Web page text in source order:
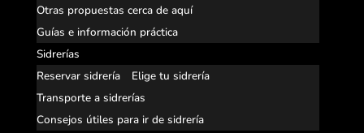
Otras propuestas cerca de aquí
Guías e información práctica
Sidrerías
Reservar sidrería
Elige tu sidrería
Transporte a sidrerías
Consejos útiles para ir de sidrería